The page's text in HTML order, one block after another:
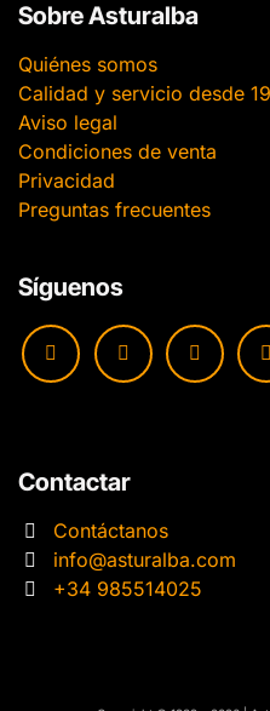
Sobre Asturalba
Quiénes somos
Calidad y servicio desde
Aviso legal
Condiciones de venta
Privacidad
Preguntas frecuentes
Síguenos
Contactar
Contáctanos
info@asturalba.com
+34 985514025